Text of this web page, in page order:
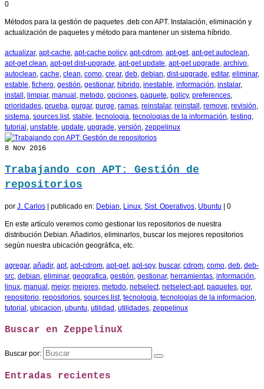
0
Métodos para la gestión de paquetes .deb con APT. Instalación, eliminación y
actualización de paquetes y método para mantener un sistema híbrido.
actualizar, apt-cache, apt-cache policy, apt-cdrom, apt-get, apt-get autoclean,
apt-get clean, apt-get dist-upgrade, apt-get update, apt-get upgrade, archivo,
autoclean, cache, clean, como, crear, deb, debian, dist-upgrade, editar, eliminar,
estable, fichero, gestión, gestionar, hibrido, inestable, información, instalar,
install , limpiar, manual , metodo, opciones, paquete, policy, preferences,
prioridades, prueba, purgar, purge, ramas, reinstalar, reinstall , remove, revisión,
sistema, sources.list, stable, tecnologia, tecnologias de la información, testing,
tutorial , unstable, update, upgrade, versión, zeppelinux
8 Nov 2016
Trabajando con APT: Gestión de
repositorios
por J. Carlos publicado en: Debian, Linux, Sist. Operativos, Ubuntu 0
En este artículo veremos como gestionar los repositorios de nuestra
distribución Debian. Añadirlos, eliminarlos, buscar los mejores repositorios
según nuestra ubicación geográfica, etc.
agregar, añadir, apt, apt-cdrom, apt-get, apt-spy, buscar, cdrom, como, deb, deb-
src, debian, eliminar, geografica, gestión, gestionar, herramientas, información,
linux, manual , mejor, mejores, metodo, netselect, netselect-apt, paquetes, por,
repositorio, repositorios, sources.list, tecnologia, tecnologias de la informacion,
tutorial , ubicacion, ubuntu, utilidad , utilidades, zeppelinux
Buscar en ZeppelinuX
Buscar por:
Entradas recientes